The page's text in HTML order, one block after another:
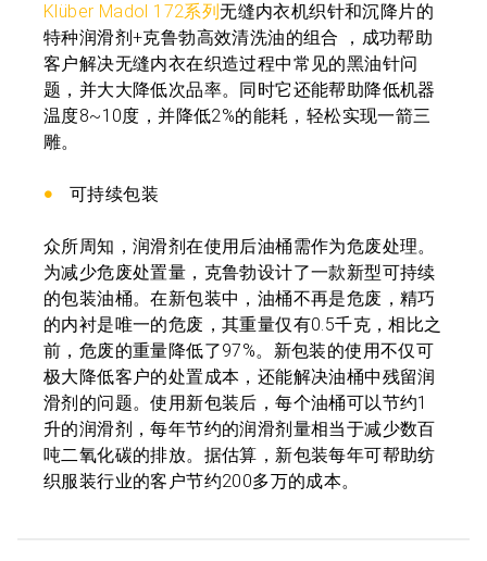
Klüber Madol 172系列无缝内衣机织针和沉降片的
特种润滑剂+克鲁勃高效清洗油的组合 ，成功帮助
客户解决无缝内衣在织造过程中常见的黑油针问
题，并大大降低次品率。同时它还能帮助降低机器
温度8~10度，并降低2%的能耗，轻松实现一箭三
雕。
可持续包装
众所周知，润滑剂在使用后油桶需作为危废处理。
为减少危废处置量，克鲁勃设计了一款新型可持续
的包装油桶。在新包装中，油桶不再是危废，精巧
的内衬是唯一的危废，其重量仅有0.5千克，相比之
前，危废的重量降低了97%。新包装的使用不仅可
极大降低客户的处置成本，还能解决油桶中残留润
滑剂的问题。使用新包装后，每个油桶可以节约1
升的润滑剂，每年节约的润滑剂量相当于减少数百
吨二氧化碳的排放。据估算，新包装每年可帮助纺
织服装行业的客户节约200多万的成本。